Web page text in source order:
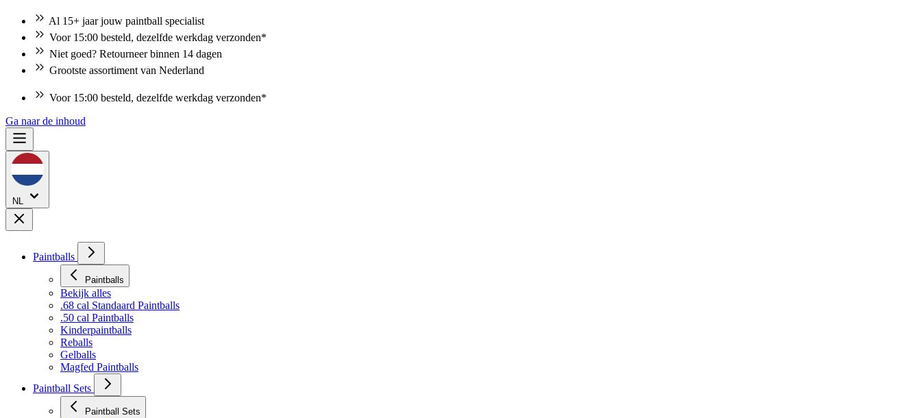
Al 15+ jaar jouw paintball specialist
Voor 15:00 besteld, dezelfde werkdag verzonden*
Niet goed? Retourneer binnen 14 dagen
Grootste assortiment van Nederland
Voor 15:00 besteld, dezelfde werkdag verzonden*
Ga naar de inhoud
NL
Paintballs
Paintballs
Bekijk alles
.68 cal Standaard Paintballs
.50 cal Paintballs
Kinderpaintballs
Reballs
Gelballs
Magfed Paintballs
Paintball Sets
Paintball Sets